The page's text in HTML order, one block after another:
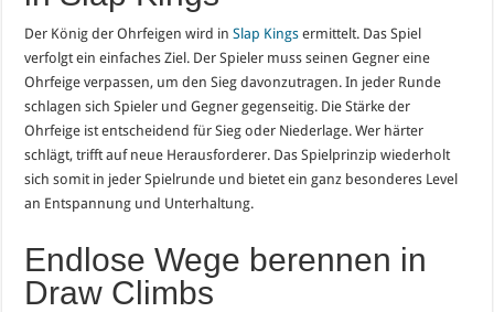
Der König der Ohrfeigen wird inSlap Kings ermittelt. Das Spiel
verfolgt ein einfaches Ziel. Der Spieler muss seinen Gegner eine
Ohrfeige verpassen, um den Sieg davonzutragen. In jeder Runde
schlagen sich Spieler und Gegner gegenseitig. Die Stärke der
Ohrfeige ist entscheidend für Sieg oder Niederlage. Wer härter
schlägt, trifft auf neue Herausforderer. Das Spielprinzip wiederholt
sich somit in jeder Spielrunde und bietet ein ganz besonderes Level
an Entspannung und Unterhaltung.
Endlose Wege berennen in
Draw Climbs